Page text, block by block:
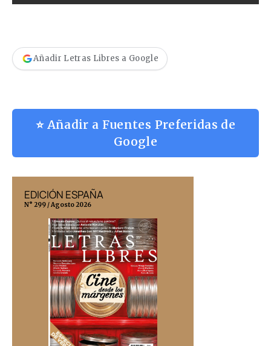
Añadir Letras Libres a Google
⭐ Añadir a Fuentes Preferidas de
Google
EDICIÓN ESPAÑA
N° 299 / Agosto 2026